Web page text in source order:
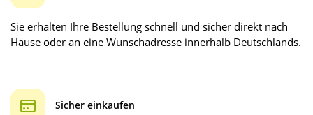
Sie erhalten Ihre Bestellung schnell und sicher direkt nach
Hause oder an eine Wunschadresse innerhalb Deutschlands.
Sicher einkaufen